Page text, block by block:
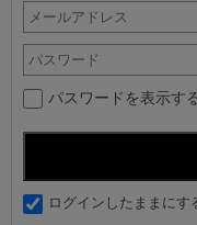
パスワードを表示す
ログインしたままにす